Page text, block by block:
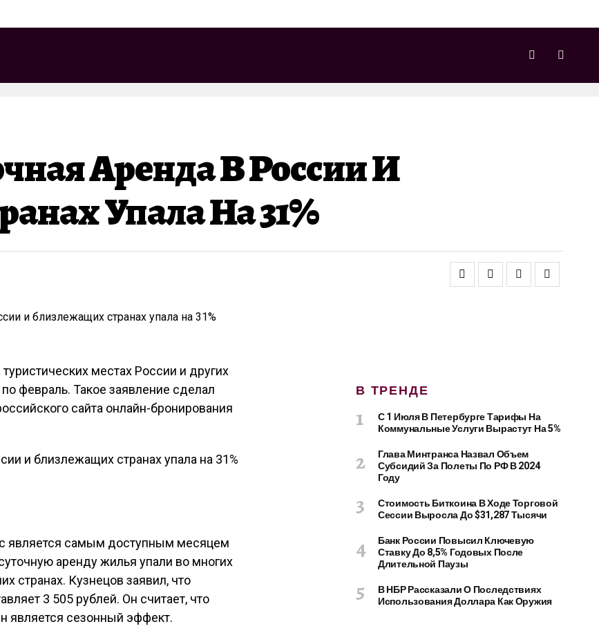
Аренда В России И
Упала На 31%
местах России и других
февраль. Такое заявление сделал
сайта онлайн-бронирования
является самым доступным месяцем
аренду жилья упали во многих
странах. Кузнецов заявил, что
3 505 рублей. Он считает, что
является сезонный эффект.
В ТРЕНДЕ
С 1 Июля В Петербурге Тарифы На
Коммунальные Услуги Вырастут На 5%
Глава Минтранса Назвал Объем
Субсидий За Полеты По РФ В 2024
Году
Стоимость Биткоина В Ходе Торговой
Сессии Выросла До $31,287 Тысячи
Банк России Повысил Ключевую
Ставку До 8,5% Годовых После
Длительной Паузы
В НБР Рассказали О Последствиях
Использования Доллара Как Оружия